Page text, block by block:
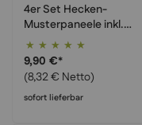
4er Set Hecken-
Musterpaneele inkl.
Gutscheincode
Bewertung:
100%
9,90 €*
(8,32 € Netto)
sofort lieferbar